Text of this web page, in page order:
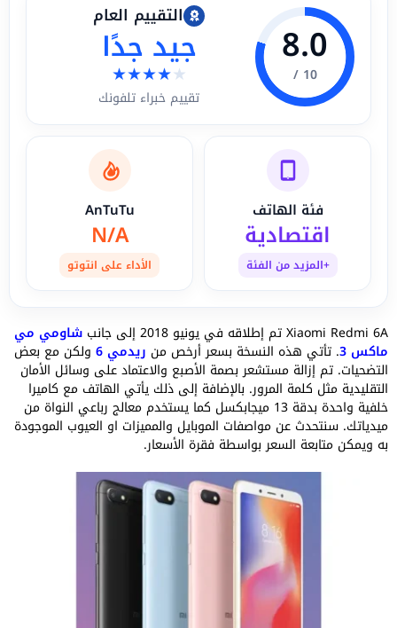
8.0
10 /
التقييم العام
جيد جدًا
★★★★★
تقييم خبراء تلفونك
فئة الهاتف
اقتصادية
+المزيد من الفئة
AnTuTu
N/A
الأداء على انتوتو
Xiaomi Redmi 6A تم إطلاقه في يونيو 2018 إلى جانب شاومي مي
ماكس 3 . تأتي هذه النسخة بسعر أرخص من ريدمي 6 ولكن مع بعض
التضحيات. تم إزالة مستشعر بصمة الأصبع والاعتماد على وسائل الأمان
التقليدية مثل كلمة المرور. بالإضافة إلى ذلك يأتي الهاتف مع كاميرا
خلفية واحدة بدقة 13 ميجابكسل كما يستخدم معالج رباعي النواة من
ميدياتك. سنتحدث عن مواصفات الموبايل والمميزات او العيوب الموجودة
به ويمكن متابعة السعر بواسطة فقرة الأسعار.